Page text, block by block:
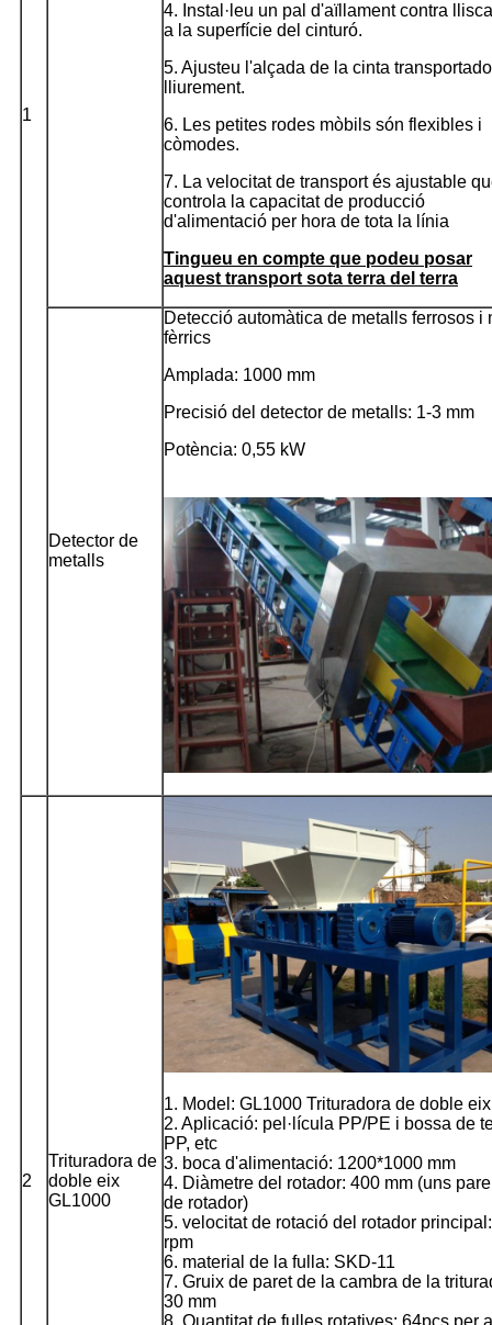
1
4. Instal·leu un pal d'aïllament contra
a la superfície del cinturó.
5. Ajusteu l'alçada de la cinta
lliurement.
6. Les petites rodes mòbils són flexibles i
còmodes.
7. La velocitat de transport és ajustable
controla la capacitat de producció
d'alimentació per hora de tota la línia
Tingueu en compte que podeu posar
aquest transport sota terra del terra
Detector de
metalls
Detecció automàtica de metalls ferrosos i
fèrrics
Amplada: 1000 mm
Precisió del detector de metalls: 1-3 mm
Potència: 0,55 kW
2
Trituradora de
doble eix
GL1000
1. Model: GL1000 Trituradora de doble eix
2. Aplicació: pel·lícula PP/PE i bossa de
PP, etc
3. boca d'alimentació: 1200*1000 mm
4. Diàmetre del rotador: 400 mm (uns
de rotador)
5. velocitat de rotació del rotador
rpm
6. material de la fulla: SKD-11
7. Gruix de paret de la cambra de la
30 mm
8. Quantitat de fulles rotatives: 64pcs per